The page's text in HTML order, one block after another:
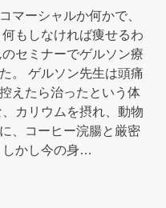
マーシャルか何かで、
もしなければ痩せるわ
セミナーでゲルソン療
。 ゲルソン先生は頭痛
えたら治ったという体
カリウムを摂れ、動物
、コーヒー浣腸と厳密
しかし今の身…